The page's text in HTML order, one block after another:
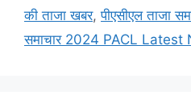
की ताजा खबर,पीएसीएल ताजा
समाचार 2024 PACL